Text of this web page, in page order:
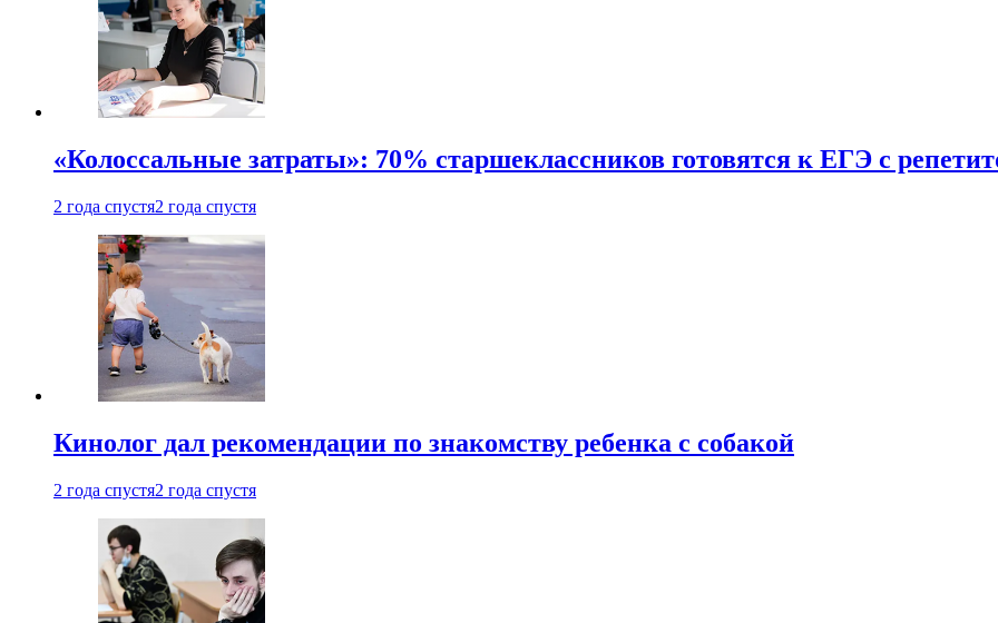
«Колоссальные затраты»: 70% старшеклассников готовятся к ЕГЭ с
2 года спустя2 года спустя
Кинолог дал рекомендации по знакомству ребенка с собакой
2 года спустя2 года спустя